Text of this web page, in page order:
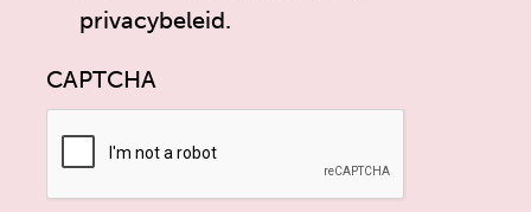
privacybeleid.
CAPTCHA